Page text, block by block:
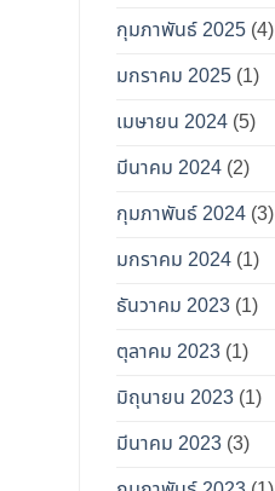
กุมภาพันธ์ 2025 (4)
มกราคม 2025 (1)
เมษายน 2024 (5)
มีนาคม 2024 (2)
กุมภาพันธ์ 2024 (3)
มกราคม 2024 (1)
ธันวาคม 2023 (1)
ตุลาคม 2023 (1)
มิถุนายน 2023 (1)
มีนาคม 2023 (3)